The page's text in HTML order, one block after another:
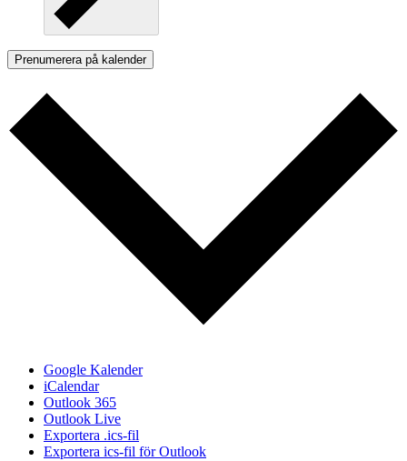
Prenumerera på kalender
Google Kalender
iCalendar
Outlook 365
Outlook Live
Exportera .ics-fil
Exportera ics-fil för Outlook